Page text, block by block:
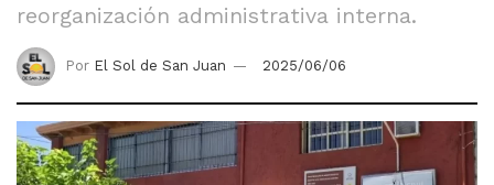
reorganización administrativa interna.
Por El Sol de San Juan 2025/06/06